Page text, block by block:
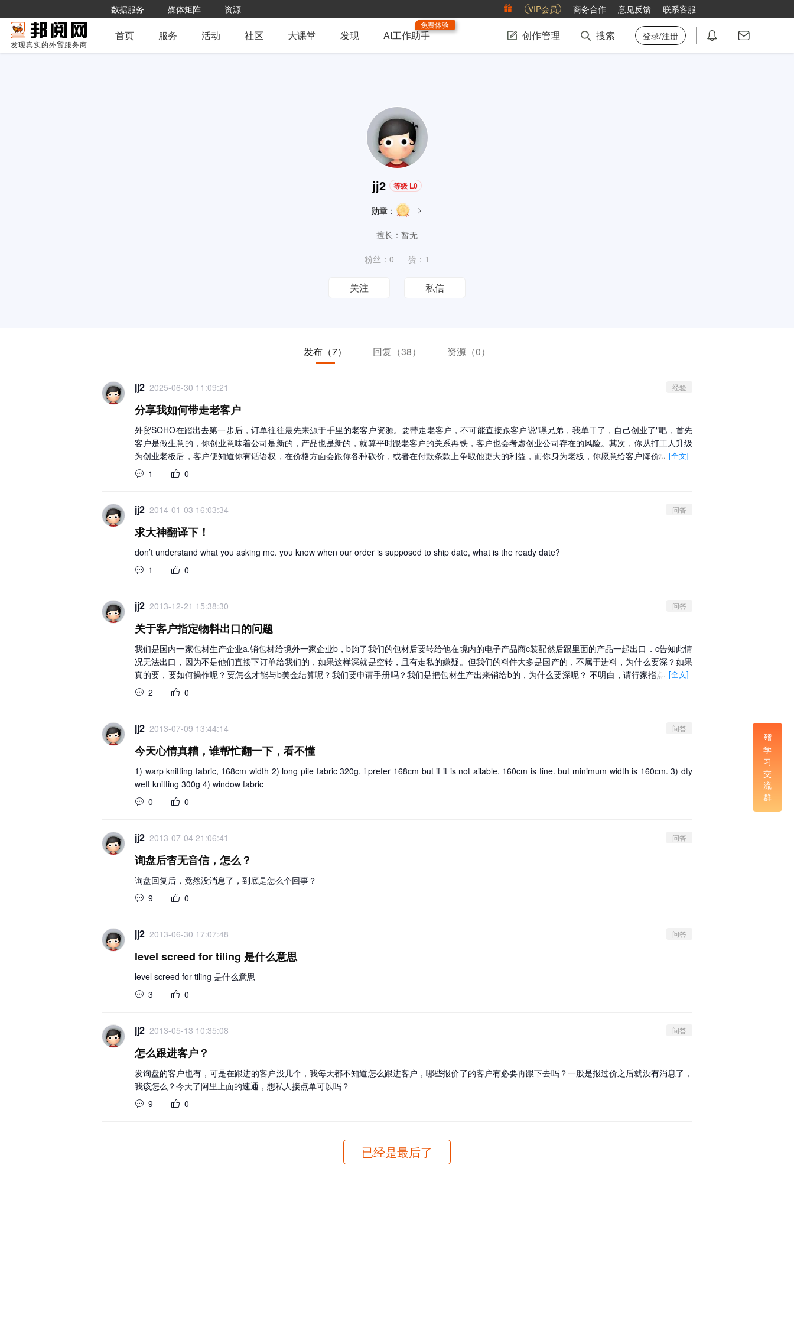
数据服务 媒体矩阵 资源 VIP会员 商务合作 意见反馈 联系客服
发现真实的外贸服务商
首页 服务 活动 社区 大课堂 发现 AI工作助手
免费体验
创作管理 搜索 登录/注册
jj2 等级 L0
勋章：
擅长：暂无
粉丝：0 赞：1
关注 私信
发布 （7） 回复 （38） 资源 （0）
jj2 2025-06-30 11:09:21 经验
分享我如何带走老客户
外贸SOHO在踏出去第一步后，订单往往最先来源于手里的老客户资源。要带走老客户，不可能直接跟客户说"嘿兄弟，我单干了，自己创业了"吧，首先
客户是做生意的，你创业意味着公司是新的，产品也是新的，就算平时跟老客户的关系再铁，客户也会考虑创业公司存在的风险。其次，你从打工人升级
为创业老板后，客户便知道你有话语权，在价格方面会跟你各种砍价，或者在付款条款上争取他更大的利益，而你身为老板，你愿意给客户降价或者给客
户让步吗？ 所以我在踏出去第一步后，并没有告诉客户我自己单干，而是告诉客户，我换了一家公司工作，产品还是一样的，客户在第二天就给我发了询
30%，底薪是市面上同行的三分之一，并以此签了协议，协议中也列明了离职之后客户各凭本事带走或留下。因此才会有我带走老客户的案例分享，为了
密，但是，已成交的或未成交的老客户是否属于商业秘密，也需要看以下几点: 1. 商业秘密中的客户名单，除了包含客户名称、联系方式、收费、服务时
间等浅层次、一般罗列性的信息外，还应当包括客户特殊需求、交易习惯、价格承受能力等深层次信息，或保持长期稳定交易关系的特定客户信息。如果
你的客户名单包括只客户名称、联系方式、收费等，均属于通常交易应具备的基本信息，且大多数为公知信息或相关从业人员容易获得的信息，不具备成
为商业秘密的价值。 2. 在劳动合同、解除劳动合同协议等文件上均未规定离职后的保密义务，并且原公司对客户名单未采取充分保密措施，不具有保密
... [全文]
1 0
jj2 2014-01-03 16:03:34 问答
求大神翻译下！
don’t understand what you asking me. you know when our order is supposed to ship date, what is the ready date?
1
0
jj2 2013-12-21 15:38:30 问答
关于客户指定物料出口的问题
我们是国内一家包材生产企业a,销包材给境外一家企业b，b购了我们的包材后要转给他在境内的电子产品商c装配然后跟里面的产品一起出口．c告知此情
况无法出口，因为不是他们直接下订单给我们的，如果这样深就是空转，且有走私的嫌疑。但我们的料件大多是国产的，不属于进料，为什么要深？如果
真的要，要如何操作呢？要怎么才能与b美金结算呢？我们要申请手册吗？我们是把包材生产出来销给b的，为什么要深呢？ 不明白，请行家指点呀！ 非
常感谢哦！
... [全文]
2 0
jj2 2013-07-09 13:44:14 问答
今天心情真糟，谁帮忙翻一下，看不懂
1) warp knitting fabric, 168cm width 2) long pile fabric 320g, i prefer 168cm but if it is not ailable, 160cm is fine. but minimum width is 160cm. 3) dty
weft knitting 300g 4) window fabric
0
0
jj2 2013-07-04 21:06:41 问答
询盘后杳无音信，怎么？
询盘回复后，竟然没消息了，到底是怎么个回事？
9
0
jj2 2013-06-30 17:07:48 问答
level screed for tiling 是什么意思
level screed for tiling 是什么意思
3
0
jj2 2013-05-13 10:35:08 问答
怎么跟进客户？
发询盘的客户也有，可是在跟进的客户没几个，我每天都不知道怎么跟进客户，哪些报价了的客户有必要再跟下去吗？一般是报过价之后就没有消息了，
我该怎么？今天了阿里上面的速通，想私人接点单可以吗？
9
0
已经是最后了
学
习
交
流
群